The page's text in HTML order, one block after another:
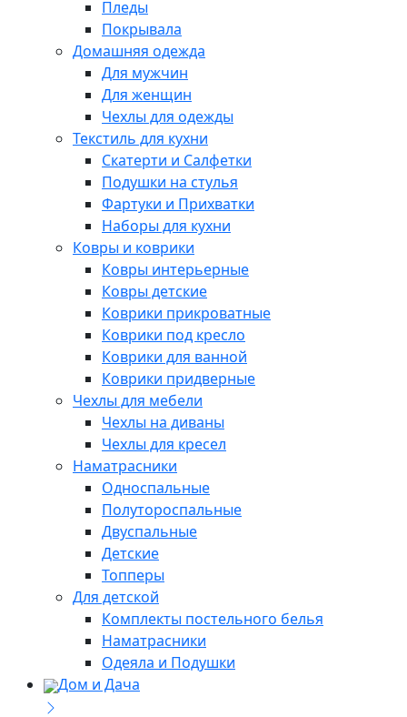
Пледы
Покрывала
Домашняя одежда
Для мужчин
Для женщин
Чехлы для одежды
Текстиль для кухни
Скатерти и Салфетки
Подушки на стулья
Фартуки и Прихватки
Наборы для кухни
Ковры и коврики
Ковры интерьерные
Ковры детские
Коврики прикроватные
Коврики под кресло
Коврики для ванной
Коврики придверные
Чехлы для мебели
Чехлы на диваны
Чехлы для кресел
Наматрасники
Односпальные
Полутороспальные
Двуспальные
Детские
Топперы
Для детской
Комплекты постельного белья
Наматрасники
Одеяла и Подушки
Дом и Дача